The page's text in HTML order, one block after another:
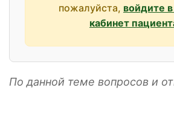
пожалуйста, войдите
кабинет
По данной теме вопросов и